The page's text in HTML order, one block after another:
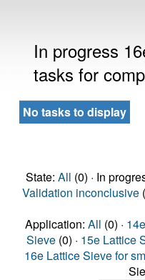
In progress
tasks for
No tasks to display
State: All (0) · In
Validation inconclusive
Application: All (0) ·
Sieve (0) · 15e Lattice
16e Lattice Sieve for